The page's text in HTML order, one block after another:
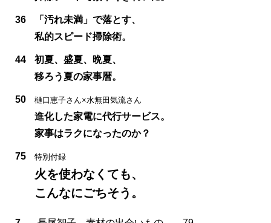
36
「汚れ未満」で落とす、
私的スピード掃除術。
44
初夏、盛夏、晩夏、
移ろう夏の家事暦。
50 樋口恵子さん×水無田気流さん
進化した家電に代行サービス。
家事はラクになったのか？
75 特別付録
火を使わなくても、
こんなにごちそう。